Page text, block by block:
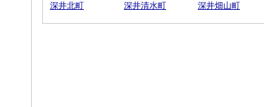
深井北町 深井清水町 深井畑山町